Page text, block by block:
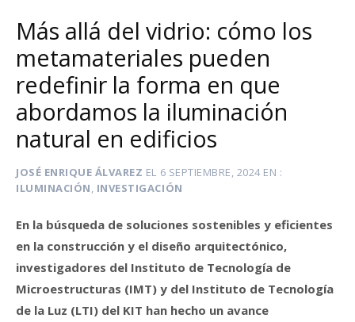
Más allá del vidrio: cómo los
metamateriales pueden
redefinir la forma en que
abordamos la iluminación
natural en edificios
JOSÉ ENRIQUE ÁLVAREZ EL 6 SEPTIEMBRE, 2024EN
ILUMINACIÓN, INVESTIGACIÓN
En la búsqueda de soluciones sostenibles y eficientes
en la construcción y el diseño arquitectónico,
investigadores del Instituto de Tecnología de
Microestructuras (IMT) y del Instituto de Tecnología
de la Luz (LTI) del KIT han hecho un avance